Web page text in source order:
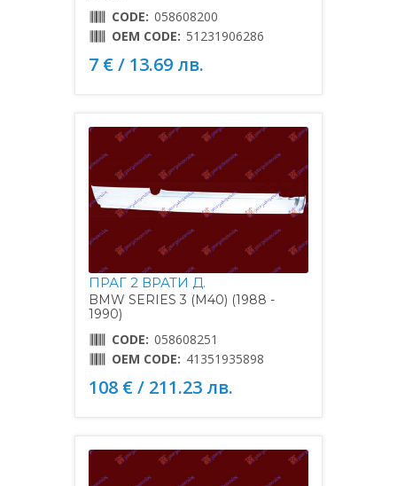
CODE: 058608200
OEM CODE: 51231906286
7 € / 13.69 лв.
ПРАГ 2 ВРАТИ Д.
BMW SERIES 3 (M40) (1988 -
1990)
CODE: 058608251
OEM CODE: 41351935898
108 € / 211.23 лв.